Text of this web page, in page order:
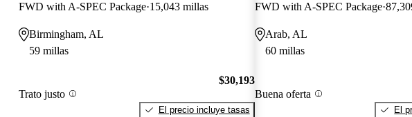
FWD with A-SPEC Package 15,043 millas
Birmingham, AL
59 millas
Trato justo
$30,193
El precio incluye tasas
FWD with A-SPEC Package
Arab, AL
60 millas
Buena oferta
El